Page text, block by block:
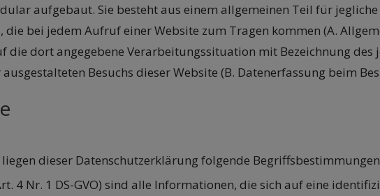
aufgebaut. Sie besteht aus einem allgemeinen Teil für
bei jedem Aufruf einer Website zum Tragen kommen (A.
die dort angegebene Verarbeitungssituation mit Bezeichnung
Besuchs dieser Website (B. Datenerfassung beim
liegen dieser Datenschutzerklärung folgende
4 Nr. 1 DS-GVO) sind alle Informationen, die sich auf eine